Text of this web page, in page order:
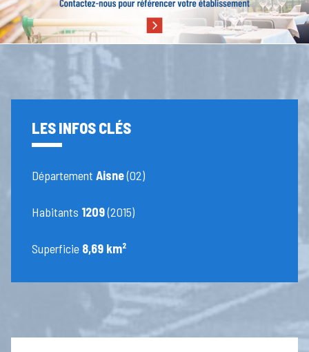
LES INFOS CLÉS
DépartementAisne(02)
Habitants 1209(2015)
Superficie 8,69 km²